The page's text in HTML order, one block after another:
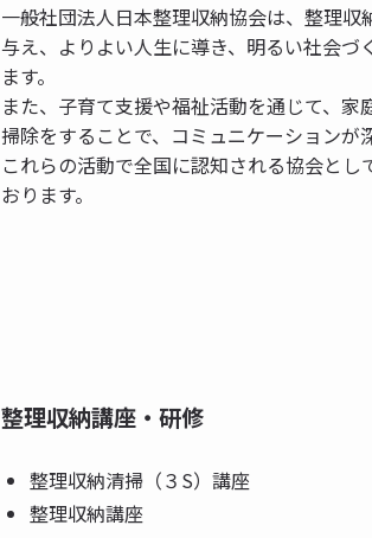
一般社団法人日本整理収納協会は、整理
与え、よりよい人生に導き、明るい社会づ
ます。
また、子育て支援や福祉活動を通じて、
掃除をすることで、コミュニケーションが
これらの活動で全国に認知される協会と
おります。
整理収納講座・研修
整理収納清掃（３S）講座
整理収納講座